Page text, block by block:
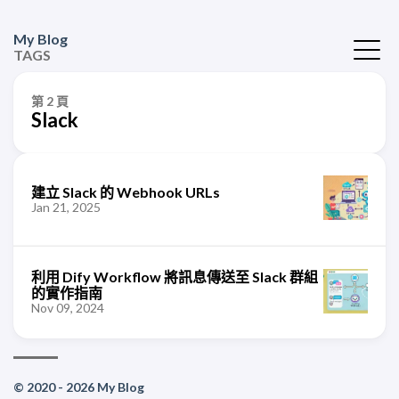
My Blog
TAGS
第 2 頁
Slack
建立 Slack 的 Webhook URLs
Jan 21, 2025
利用 Dify Workflow 將訊息傳送至 Slack 群組
的實作指南
Nov 09, 2024
© 2020 - 2026 My Blog